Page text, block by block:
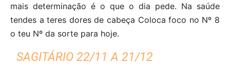
mais determinação é o que o dia pede. Na saúde
tendes a teres dores de cabeça Coloca foco no Nº 8
o teu Nº da sorte para hoje.
SAGITÁRIO 22/11 A 21/12